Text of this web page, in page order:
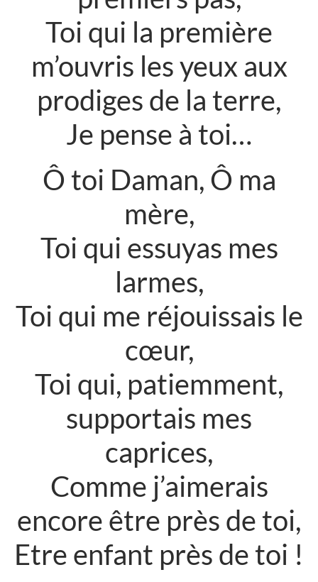
Toi qui la première
m’ouvris les yeux aux
prodiges de la terre,
Je pense à toi…
Ô toi Daman, Ô ma
mère,
Toi qui essuyas mes
larmes,
Toi qui me réjouissais le
cœur,
Toi qui, patiemment,
supportais mes
caprices,
Comme j’aimerais
encore être près de toi,
Etre enfant près de toi !